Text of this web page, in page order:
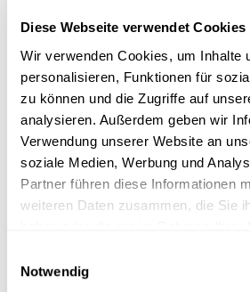
Diese Webseite verwendet Cookies
Wir verwenden Cookies, um Inhalte
personalisieren, Funktionen für
zu können und die Zugriffe auf
analysieren. Außerdem geben wir
Verwendung unserer Website an
soziale Medien, Werbung und
Partner führen diese Informationen
weiteren Daten zusammen, die Sie
Notwendig
Sammlungsgeschichte
Sammlung Radio Mitschnitte der
Mediathek
Art der Aufnahme
Diskussion